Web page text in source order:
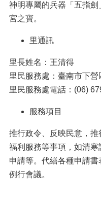
神明專屬的兵器「五指
宮之寶。
里通訊
里長姓名：王清得
里民服務處：臺南市下
里民服務處電話：(06)
服務項目
推行政令、反映民意，推
福利服務等事項，如清
申請等。代繕各種申請
例行會議。